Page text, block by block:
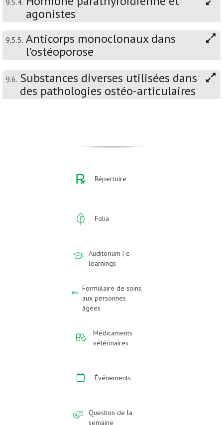
9.5.4.
agonistes
9.5.5. Anticorps monoclonaux dans
l’ostéoporose
9.6. Substances diverses utilisées dans
des pathologies ostéo-articulaires
Répertoire
Folia
Auditorium | e-
learnings
Formulaire de soins
aux personnes
âgées
Médicaments
vétérinaires
Événements
Question de la
semaine